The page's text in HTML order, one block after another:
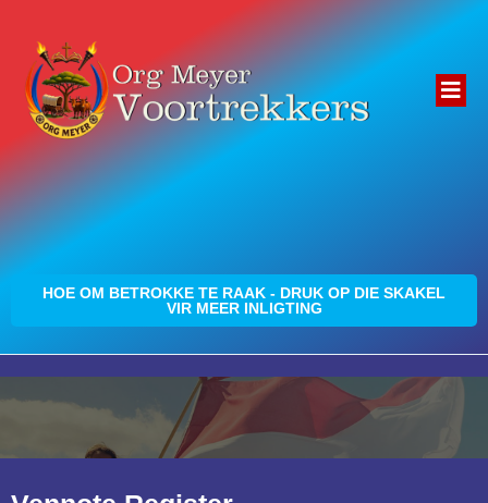
HOE OM BETROKKE TE RAAK - DRUK OP DIE SKAKEL
VIR MEER INLIGTING